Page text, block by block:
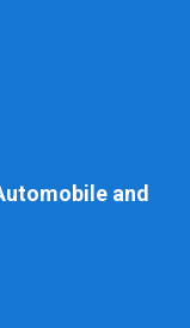
and